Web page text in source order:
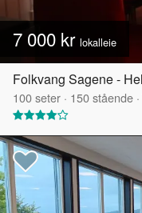
7 000 kr lokalleie
Folkvang Sagene -
100seter · 150stående ·